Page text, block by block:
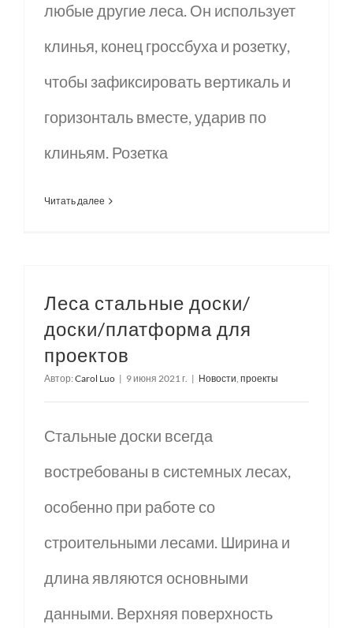
любые другие леса. Он использует
клинья, конец гроссбуха и розетку,
чтобы зафиксировать вертикаль и
горизонталь вместе, ударив по
клиньям. Розетка
Читать далее
Леса стальные доски/
доски/платформа для
проектов
Автор: Carol Luo | 9 июня 2021 г. | Новости, проекты
Стальные доски всегда
востребованы в системных лесах,
особенно при работе со
строительными лесами. Ширина и
длина являются основными
данными. Верхняя поверхность